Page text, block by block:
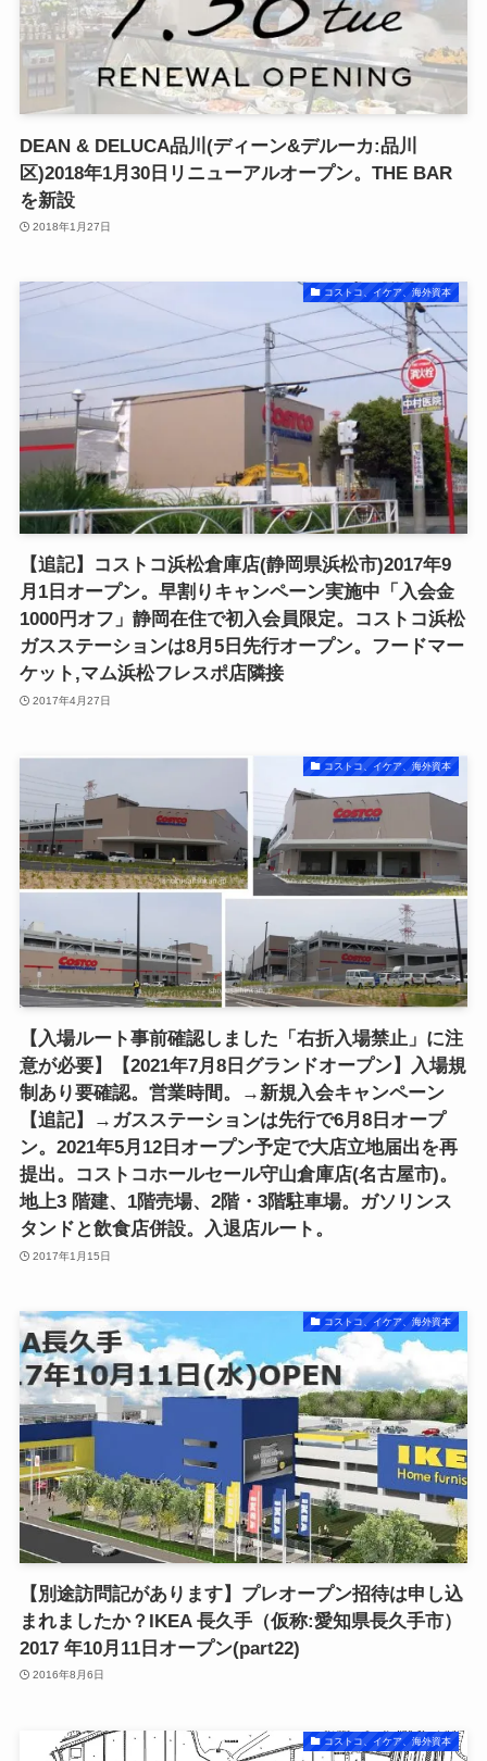
DEAN & DELUCA品川(ディーン&デルーカ:品川
区)2018年1月30日リニューアルオープン。THE BAR
を新設
2018年1月27日
コストコ、イケア、海外資本
【追記】コストコ浜松倉庫店(静岡県浜松市)2017年9
月1日オープン。早割りキャンペーン実施中「入会金
1000円オフ」静岡在住で初入会員限定。コストコ浜松
ガスステーションは8月5日先行オープン。フードマー
ケット,マム浜松フレスポ店隣接
2017年4月27日
コストコ、イケア、海外資本
【入場ルート事前確認しました「右折入場禁止」に注
意が必要】【2021年7月8日グランドオープン】入場規
制あり要確認。営業時間。→新規入会キャンペーン
【追記】→ガスステーションは先行で6月8日オープ
ン。2021年5月12日オープン予定で大店立地届出を再
提出。コストコホールセール守山倉庫店(名古屋市)。
地上3 階建、1階売場、2階・3階駐車場。ガソリンス
タンドと飲食店併設。入退店ルート。
2017年1月15日
コストコ、イケア、海外資本
【別途訪問記があります】プレオープン招待は申し込
まれましたか？IKEA 長久手（仮称:愛知県長久手市）
2017 年10月11日オープン(part22)
2016年8月6日
コストコ、イケア、海外資本